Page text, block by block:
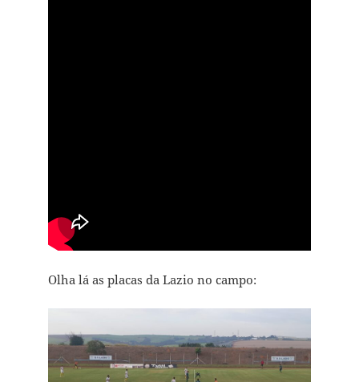
Olha lá as placas da Lazio no campo: